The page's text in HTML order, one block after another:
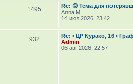
1495
Re: 😜 Тема для
Anna M
14 июл 2026, 23:42
932
Re: • ЦР Курако, 16 •
Admin
06 авг 2026, 22:57